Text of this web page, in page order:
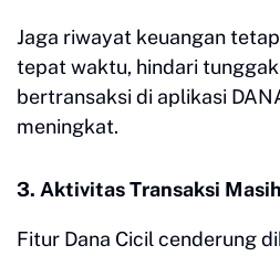
Jaga riwayat keuangan
tepat waktu, hindari
bertransaksi di aplikasi
meningkat.
3. Aktivitas Transaksi
Fitur Dana Cicil cenderung